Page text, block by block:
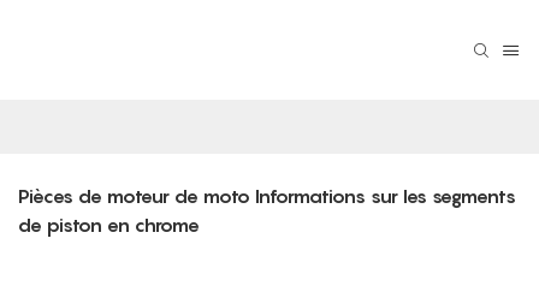
Pièces de moteur de moto Informations sur les segments
de piston en chrome